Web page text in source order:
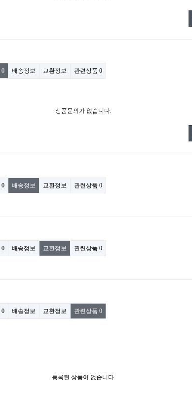
0 배송정보 교환정보 관련상품 0
상품문의가 없습니다.
0 배송정보 교환정보 관련상품 0
0 배송정보 교환정보 관련상품 0
0 배송정보 교환정보 관련상품 0
등록된 상품이 없습니다.